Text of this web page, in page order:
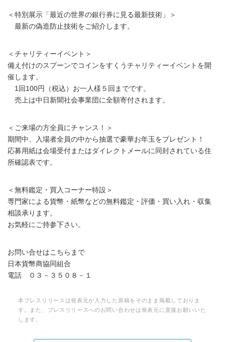
＜特別展示「最近の世界の銀行券に見る最新技術」＞
最新の偽造防止技術をご紹介します。
＜チャリティーイベント＞
備え付けのスプーンでコインをすくうチャリティーイベントを開
催します。
1回100円（税込）お一人様５回までです。
売上は中日新聞社会事業団に全額寄付されます。
＜ご来場の方全員にチャンス！＞
期間中、入場者全員の中から抽選で豪華お年玉をプレゼント！
応募用紙は会場受付またはダイレクトメールに同封されている住
所確認表です。
＜無料鑑定・買入コーナー特設＞
専門家による貨幣・紙幣などの無料鑑定・評価・買い入れ・収集
相談承ります。
お気軽にご持参下さい。
お問い合せはこちらまで
日本貨幣商協同組合
電話 ０３－３５０８－１
本プレスリリースは発表元が入力した原稿をそのまま掲載しておりま
す。また、プレスリリースへのお問い合わせは発表元に直接お願いいた
します。